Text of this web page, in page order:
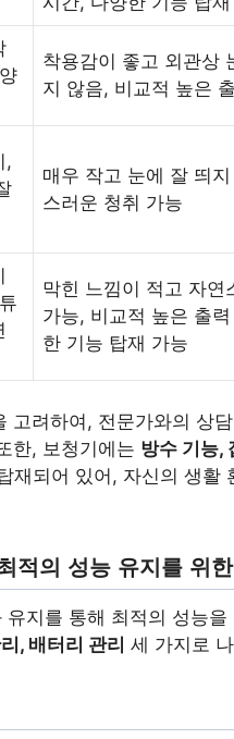
착용감이 좋고 외관상
지 않음, 비교적 높은
,
매우 작고 눈에 잘 띄
스러운 청취 가능
막힌 느낌이 적고 자연
가능, 비교적 높은 출
한 기능 탑재 가능
고려하여, 전문가와의 상
한, 보청기에는 방수 기능,
재되어 있어, 자신의 생활
적의 성능 유지를 위
유지를 통해 최적의 성능
, 배터리 관리 세 가지로